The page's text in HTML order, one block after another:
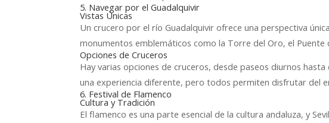
5. Navegar por el Guadalquivir
Vistas Únicas
Un crucero por el río Guadalquivir ofrece una perspectiva
monumentos emblemáticos como la Torre del Oro, el Puente
Opciones de Cruceros
Hay varias opciones de cruceros, desde paseos diurnos
una experiencia diferente, pero todos permiten disfrutar del
6. Festival de Flamenco
Cultura y Tradición
El flamenco es una parte esencial de la cultura andaluza, y